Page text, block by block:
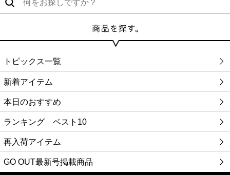
トピックス一覧
新着アイテム
本日のおすすめ
ランキング ベスト10
再入荷アイテム
GO OUT最新号掲載商品